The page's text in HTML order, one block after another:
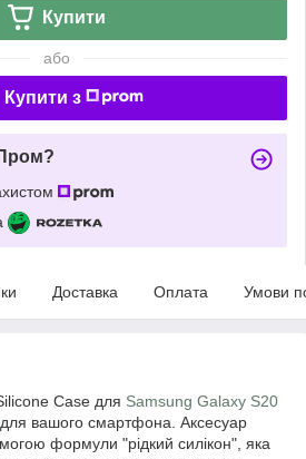
Купити
або
Купити з
Доставка Оплата Умови
Case для Samsung Galaxy S20
для вашого смартфона. Аксесуар
формули "рідкий силікон", яка